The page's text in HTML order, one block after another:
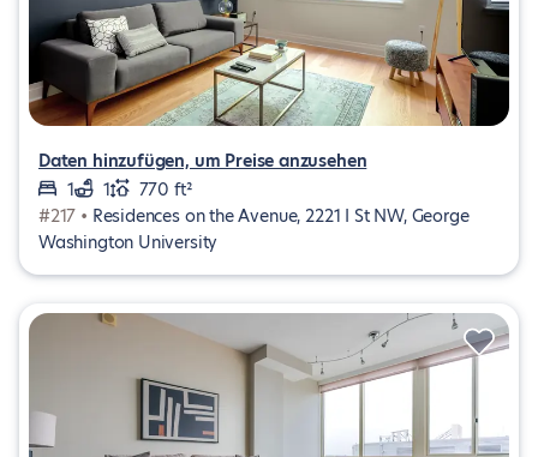
Daten hinzufügen, um Preise anzusehen
1
1
770 ft²
#217 • Residences on the Avenue, 2221 I St NW, George
Washington University